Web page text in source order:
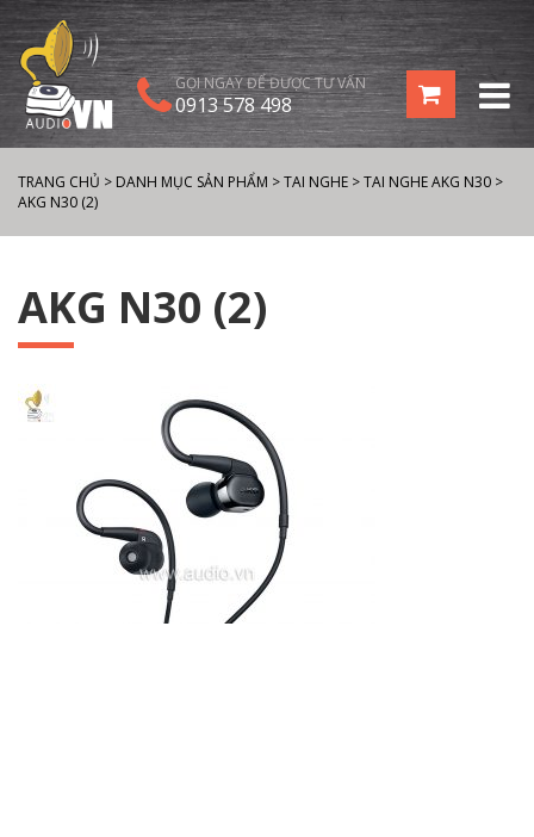
GỌI NGAY ĐỂ ĐƯỢC TƯ VẤN
0913 578 498
TRANG CHỦ > DANH MỤC SẢN PHẨM >TAI NGHE >TAI NGHE AKG N30 >
AKG N30 (2)
AKG N30 (2)